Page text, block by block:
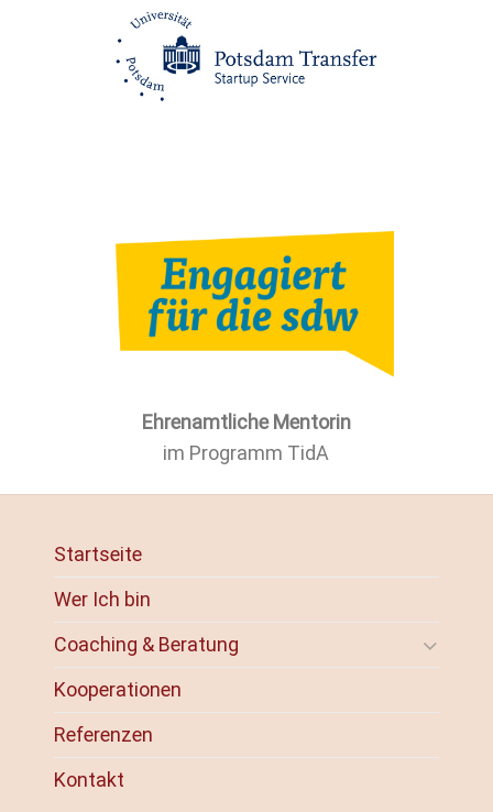
Ehrenamtliche Mentorin
im Programm TidA
Startseite
Wer Ich bin
Coaching & Beratung
Kooperationen
Referenzen
Kontakt